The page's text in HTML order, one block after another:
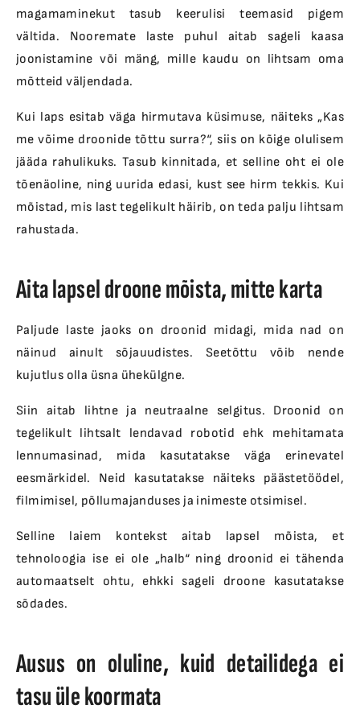
magamaminekut tasub keerulisi teemasid pigem
vältida. Nooremate laste puhul aitab sageli kaasa
joonistamine või mäng, mille kaudu on lihtsam oma
mõtteid väljendada.
Kui laps esitab väga hirmutava küsimuse, näiteks „Kas
me võime droonide tõttu surra?“, siis on kõige olulisem
jääda rahulikuks. Tasub kinnitada, et selline oht ei ole
tõenäoline, ning uurida edasi, kust see hirm tekkis. Kui
mõistad, mis last tegelikult häirib, on teda palju lihtsam
rahustada.
Aita lapsel droone mõista, mitte karta
Paljude laste jaoks on droonid midagi, mida nad on
näinud ainult sõjauudistes. Seetõttu võib nende
kujutlus olla üsna ühekülgne.
Siin aitab lihtne ja neutraalne selgitus. Droonid on
tegelikult lihtsalt lendavad robotid ehk mehitamata
lennumasinad, mida kasutatakse väga erinevatel
eesmärkidel. Neid kasutatakse näiteks päästetöödel,
filmimisel, põllumajanduses ja inimeste otsimisel.
Selline laiem kontekst aitab lapsel mõista, et
tehnoloogia ise ei ole „halb“ ning droonid ei tähenda
automaatselt ohtu, ehkki sageli droone kasutatakse
sõdades.
Ausus on oluline, kuid detailidega ei
tasu üle koormata